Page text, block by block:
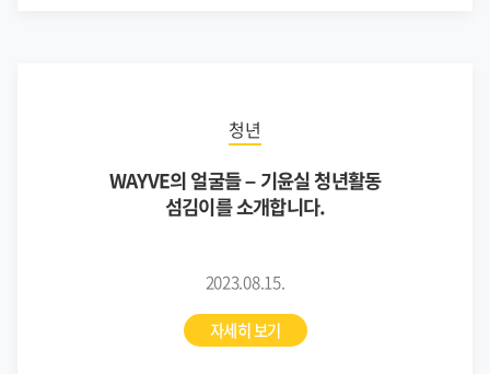
청년
WAYVE의 얼굴들 – 기윤실 청년활동
섬김이를 소개합니다.
2023.08.15.
자세히 보기